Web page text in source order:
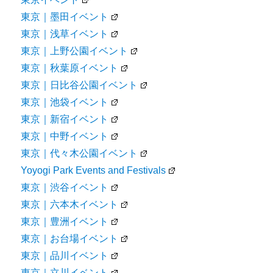
東京｜墨田イベント
東京｜浅草イベント
東京｜上野公園イベント
東京｜秋葉原イベント
東京｜日比谷公園イベント
東京｜池袋イベント
東京｜新宿イベント
東京｜中野イベント
東京｜代々木公園イベント
Yoyogi Park Events and Festivals
東京｜渋谷イベント
東京｜六本木イベント
東京｜豊洲イベント
東京｜お台場イベント
東京｜品川イベント